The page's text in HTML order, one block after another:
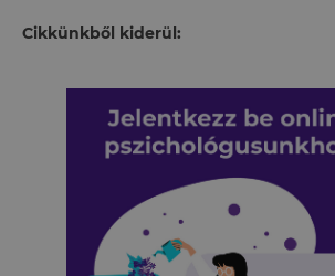
Cikkünkből kiderül: